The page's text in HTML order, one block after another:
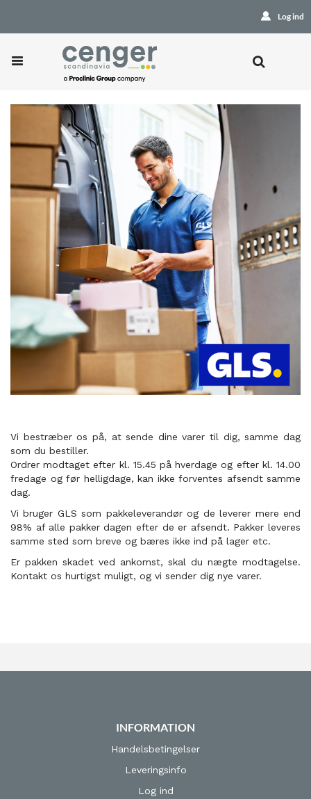
Log ind
Vi bestræber os på, at sende dine varer til dig, samme dag
som du bestiller.
Ordrer modtaget efter kl. 15.45 på hverdage og efter kl. 14.00
fredage og før helligdage, kan ikke forventes afsendt samme
dag.
Vi bruger GLS som pakkeleverandør og de leverer mere end
98% af alle pakker dagen efter de er afsendt. Pakker leveres
samme sted som breve og bæres ikke ind på lager etc.
Er pakken skadet ved ankomst, skal du nægte modtagelse.
Kontakt os hurtigst muligt, og vi sender dig nye varer.
INFORMATION
Handelsbetingelser
Leveringsinfo
Log ind